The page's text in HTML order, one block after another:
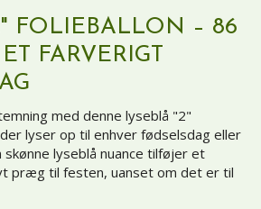
FOLIEBALLON – 86
FARVERIGT
med denne lyseblå "2"
lyser op til enhver fødselsdag eller
lyseblå nuance tilføjer et
præg til festen, uanset om det er til